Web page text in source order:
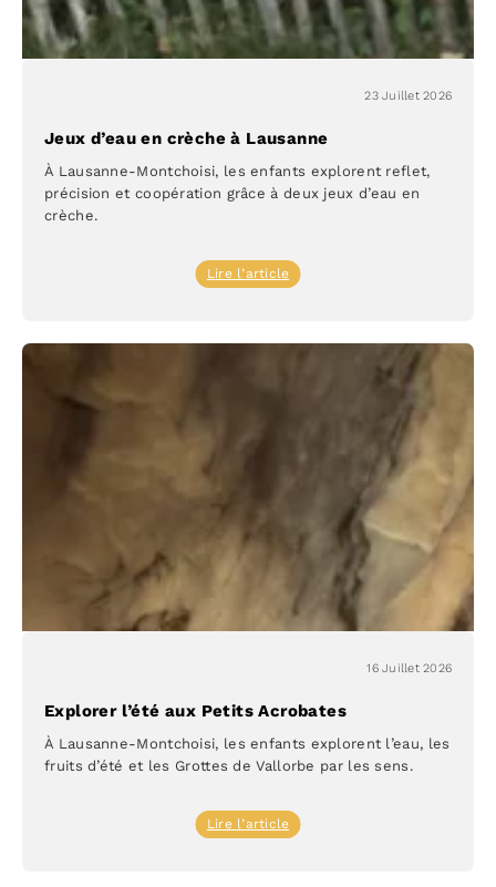
23 Juillet 2026
Jeux d’eau en crèche à Lausanne
À Lausanne-Montchoisi, les enfants explorent reflet,
précision et coopération grâce à deux jeux d’eau en
crèche.
Lire l’article:
16 Juillet 2026
Explorer l’été aux Petits Acrobates
À Lausanne-Montchoisi, les enfants explorent l’eau, les
fruits d’été et les Grottes de Vallorbe par les sens.
Lire l’article: